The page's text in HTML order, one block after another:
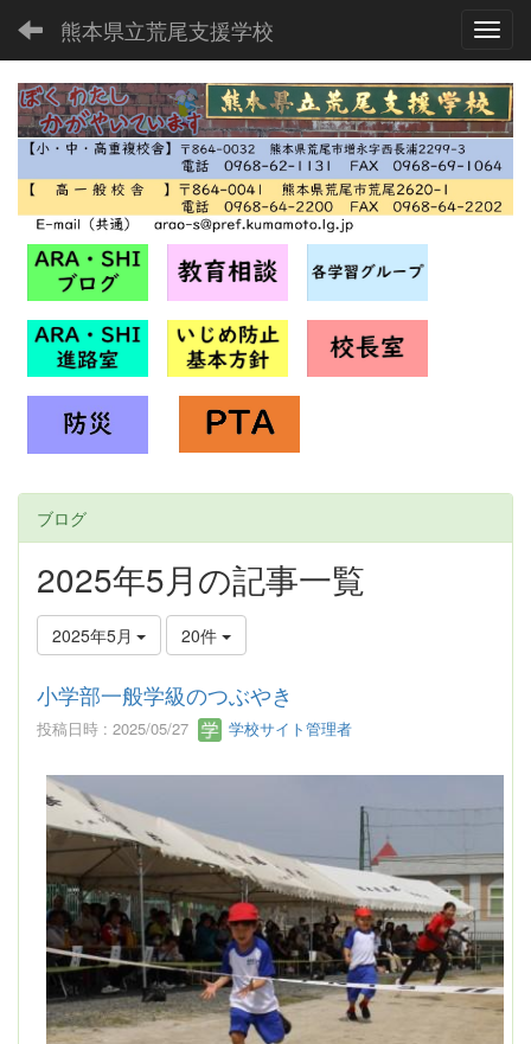
熊本県立荒尾支援学校
ブログ
2025年5月の記事一覧
2025年5月 20件
小学部一般学級のつぶやき
投稿日時 : 2025/05/27 学校サイト管理者